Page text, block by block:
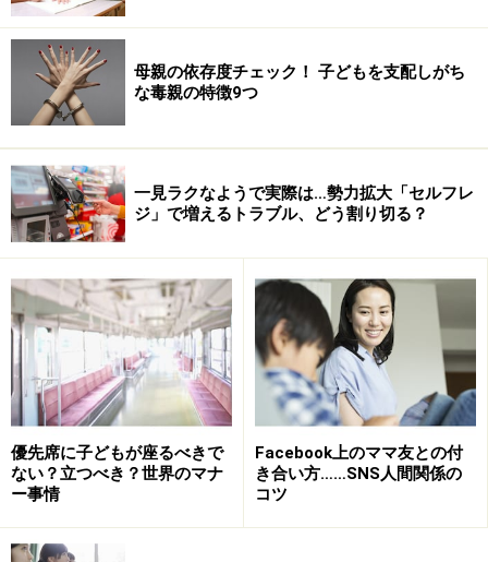
母親の依存度チェック！ 子どもを支配しがち
な毒親の特徴9つ
一見ラクなようで実際は…勢力拡大「セルフレ
ジ」で増えるトラブル、どう割り切る？
優先席に子どもが座るべきで
ない？立つべき？世界のマナ
ー事情
Facebook上のママ友との付
き合い方……SNS人間関係の
コツ